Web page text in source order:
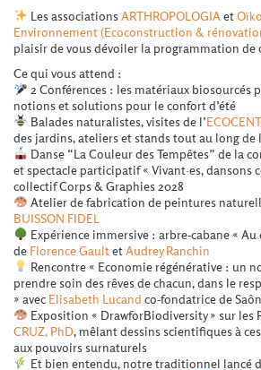
Les associationsARTHROPOLOGIA et
Environnement (Ecoconstruction &
plaisir de vous dévoiler la programmation de
Ce qui vous attend :
2 Conférences : les matériaux biosourcés
notions et solutions pour le confort d’été
Balades naturalistes, visites de l’
des jardins, ateliers et stands tout au long de
Danse “La Couleur des Tempêtes” de la
et spectacle participatif « Vivant·es, dansons
collectif Corps & Graphies 2028
Atelier de fabrication de peintures
BUISSON FIDEL
Expérience immersive : arbre-cabane « Au
de Florence GaultetAudrey Ranchin
Rencontre « Economie régénérative : un
prendre soin des rêves de chacun, dans le
» avec Elisabeth Lucand co-fondatrice de
Exposition « DrawforBiodiversity » sur les
CRUZ, PhD, mêlant dessins scientifiques à
aux pouvoirs surnaturels
Et bien entendu, notre traditionnel lancé